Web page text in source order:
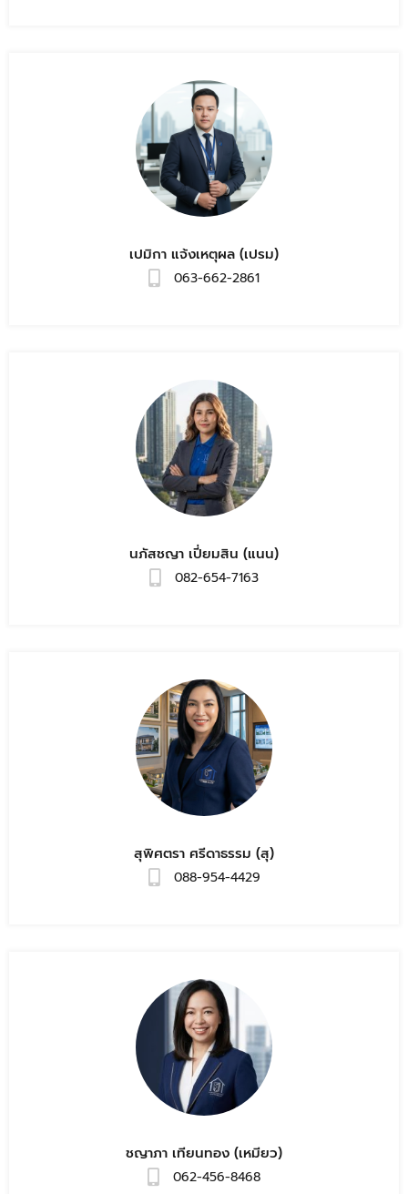
เปมิกา แจ้งเหตุผล (เปรม)
063-662-2861
นภัสชญา เปี่ยมสิน (แนน)
082-654-7163
สุพิศตรา ศรีดาธรรม (สุ)
088-954-4429
ชญาภา เทียนทอง (เหมียว)
062-456-8468